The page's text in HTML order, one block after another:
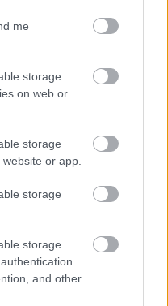
me
storage
on web or
storage
or app.
storage
storage
and other